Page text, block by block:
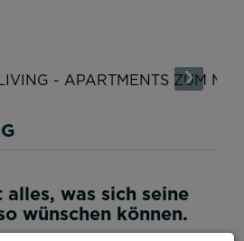
was sich seine
wünschen können.